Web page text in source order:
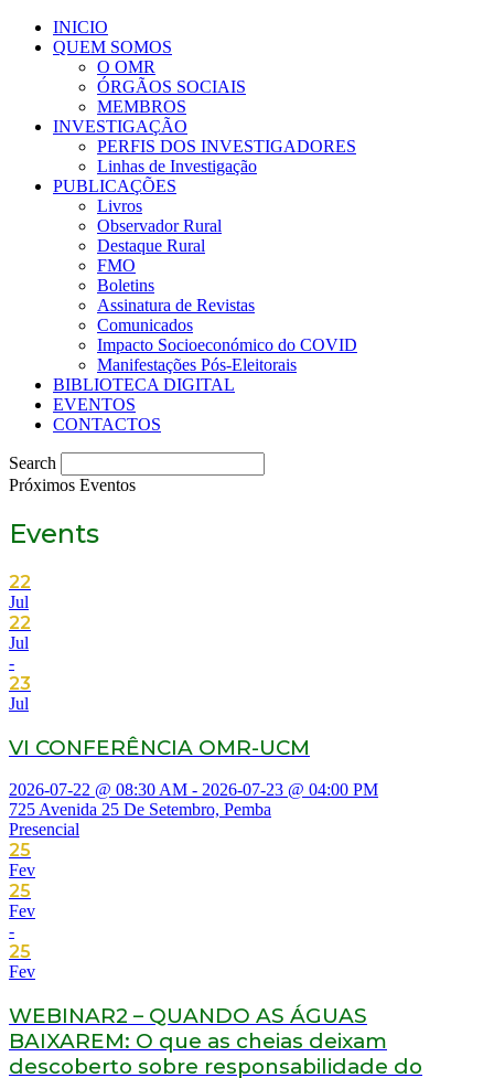
INICIO
QUEM SOMOS
O OMR
ÓRGÃOS SOCIAIS
MEMBROS
INVESTIGAÇÃO
PERFIS DOS INVESTIGADORES
Linhas de Investigação
PUBLICAÇÕES
Livros
Observador Rural
Destaque Rural
FMO
Boletins
Assinatura de Revistas
Comunicados
Impacto Socioeconómico do COVID
Manifestações Pós-Eleitorais
BIBLIOTECA DIGITAL
EVENTOS
CONTACTOS
Search
Próximos Eventos
Events
22
Jul
22
Jul
-
23
Jul
VI CONFERÊNCIA OMR-UCM
2026-07-22 @ 08:30 AM - 2026-07-23 @ 04:00 PM
725 Avenida 25 De Setembro, Pemba
Presencial
25
Fev
25
Fev
-
25
Fev
WEBINAR2 – QUANDO AS ÁGUAS
BAIXAREM: O que as cheias deixam
descoberto sobre responsabilidade do